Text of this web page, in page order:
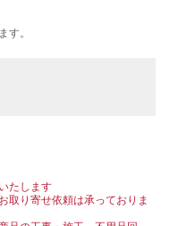
す。
たします
取り寄せ依頼は承っておりま